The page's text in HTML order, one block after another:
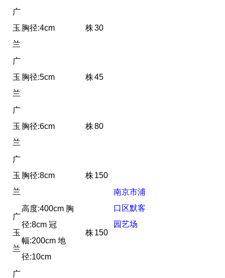
广
玉
兰
胸径:4cm 株30
南京市浦
口区默客
园艺场
广
玉
兰
胸径:5cm 株45
广
玉
兰
胸径:6cm 株80
广
玉
兰
胸径:8cm 株150
广
玉
兰
高度:400cm 胸
径:8cm 冠
幅:200cm 地
径:10cm
株150
广